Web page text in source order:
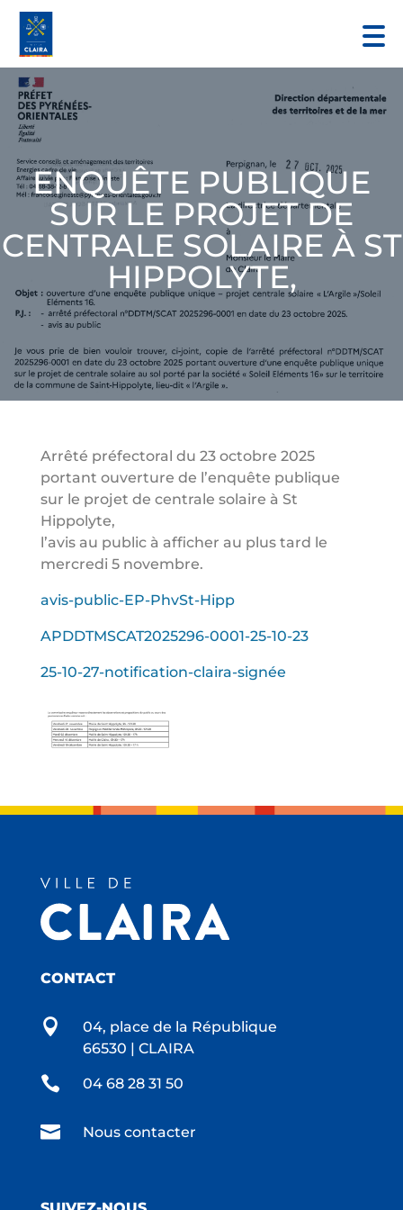
ENQUÊTE PUBLIQUE
SUR LE PROJET DE
CENTRALE SOLAIRE À ST
HIPPOLYTE,
Arrêté préfectoral du 23 octobre 2025
portant ouverture de l’enquête publique
sur le projet de centrale solaire à St
Hippolyte,
l’avis au public à afficher au plus tard le
mercredi 5 novembre.
avis-public-EP-PhvSt-Hipp
APDDTMSCAT2025296-0001-25-10-23
25-10-27-notification-claira-signée
CONTACT

04, place de la République
66530 | CLAIRA
 04 68 28 31 50
 Nous contacter